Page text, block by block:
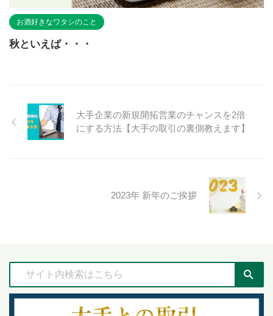
お酒好きなワタシのこと
秋といえば・・・
大手企業の新規開拓営業のチャンスを2倍
にする方法【大手の取引の裏側教えます】
2023年 新年のご挨拶